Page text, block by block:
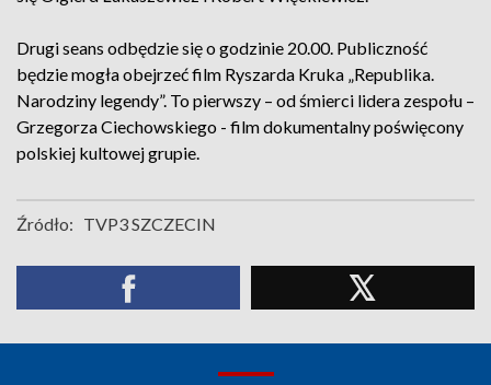
Drugi seans odbędzie się o godzinie 20.00. Publiczność
będzie mogła obejrzeć film Ryszarda Kruka „Republika.
Narodziny legendy”. To pierwszy – od śmierci lidera zespołu –
Grzegorza Ciechowskiego - film dokumentalny poświęcony
polskiej kultowej grupie.
Źródło: TVP3 SZCZECIN